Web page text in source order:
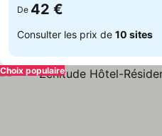
De 42 €
Consulter les prix de 10 sites
Choix populaire